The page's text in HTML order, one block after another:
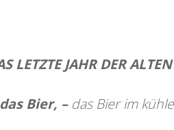
LETZTE JAHR DER
Bier, – das Bier im